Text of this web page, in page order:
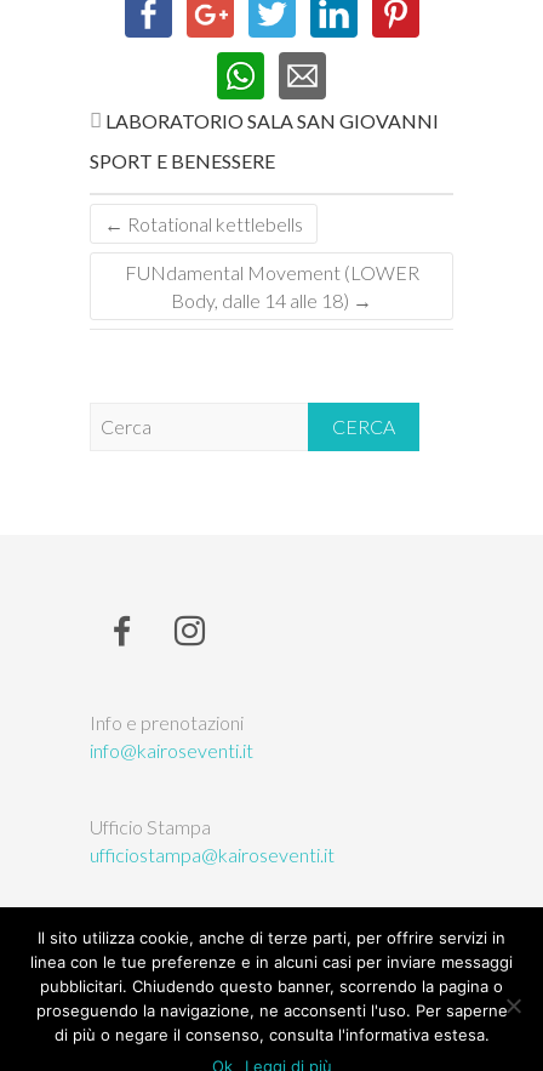
LABORATORIOSALA SAN GIOVANNI
SPORT E BENESSERE
← Rotational kettlebells
FUNdamental Movement (LOWER
Body, dalle 14 alle 18) →
Info e prenotazioni
info@kairoseventi.it
Ufficio Stampa
ufficiostampa@kairoseventi.it
© 2026 L'Orto delle Arti | Kairòs sas, P.IVA/CF:
03146380047 |Privacy|Termini e condizioni |
Il sito utilizza cookie, anche di terze parti, per offrire servizi in
linea con le tue preferenze e in alcuni casi per inviare messaggi
pubblicitari. Chiudendo questo banner, scorrendo la pagina o
proseguendo la navigazione, ne acconsenti l'uso. Per saperne
di più o negare il consenso, consulta l'informativa estesa.
Ok
Leggi di più